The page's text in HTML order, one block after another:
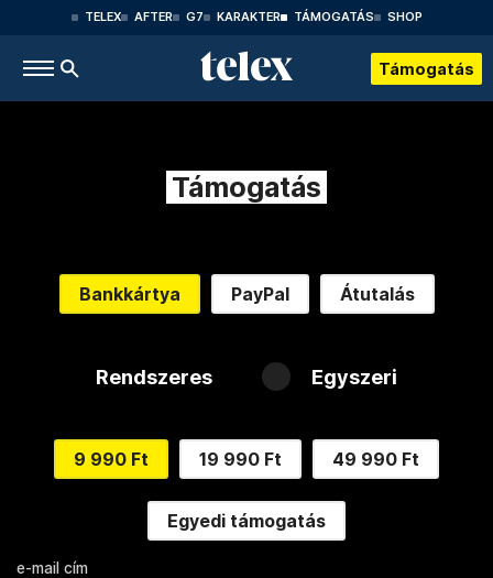
TELEX AFTER G7 KARAKTER TÁMOGATÁS SHOP
Támogatás
Támogatás
Bankkártya PayPal Átutalás
Rendszeres Egyszeri
9 990 Ft 19 990 Ft 49 990 Ft
Egyedi támogatás
e-mail cím